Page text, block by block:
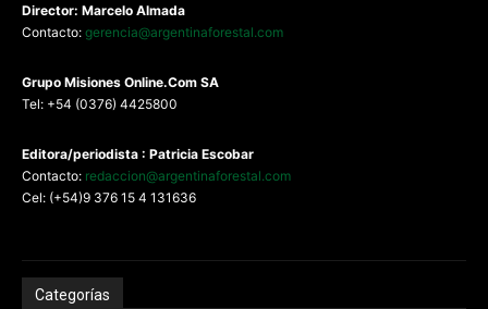
Director: Marcelo Almada
Contacto: gerencia@argentinaforestal.com
Grupo Misiones Online.Com SA
Tel: +54 (0376) 4425800
Editora/periodista : Patricia Escobar
Contacto: redaccion@argentinaforestal.com
Cel: (+54)9 376 15 4 131636
Categorías